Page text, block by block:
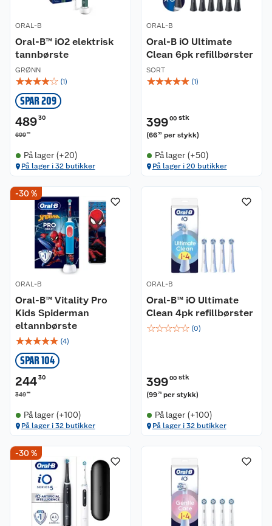
ORAL-B
Oral-B™ iO2 elektrisk
tannbørste
GRØNN
☆☆☆☆☆ (1)
SPAR 209
48930
69900
På lager (+20)
På lager i 32 butikker
ORAL-B
Oral-B iO Ultimate
Clean 6pk refillbørster
SORT
☆☆☆☆☆ (1)
39900 stk
(6650 per stykk)
På lager (+50)
På lager i 20 butikker
-30 %
ORAL-B
Oral-B™ Vitality Pro
Kids Spiderman
eltannbørste
☆☆☆☆☆ (4)
SPAR 104
24430
34900
På lager (+100)
På lager i 32 butikker
ORAL-B
Oral-B™ iO Ultimate
Clean 4pk refillbørster
☆☆☆☆☆ (0)
39900 stk
(9975 per stykk)
På lager (+100)
På lager i 32 butikker
-30 %